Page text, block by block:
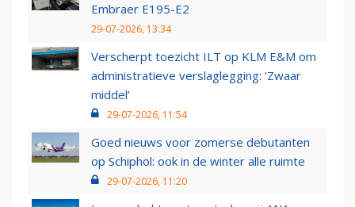
Embraer E195-E2
29-07-2026, 13:34
Verscherpt toezicht ILT op KLM E&M om
administratieve verslaglegging: ‘Zwaar
middel’
29-07-2026, 11:54
Goed nieuws voor zomerse debutanten
op Schiphol: ook in de winter alle ruimte
29-07-2026, 11:20